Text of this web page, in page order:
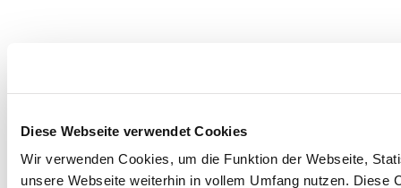
Diese Webseite verwendet Cookies
Wir verwenden Cookies, um die Funktion der Webseite,
unsere Webseite weiterhin in vollem Umfang nutzen.